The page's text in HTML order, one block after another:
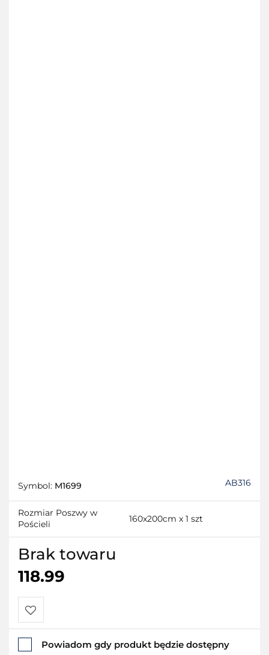
Symbol: M1699 AB316
Rozmiar Poszwy w
Pościeli
160x200cm x 1 szt
Brak towaru
118.99
Do
Powiadom gdy produkt będzie dostępny